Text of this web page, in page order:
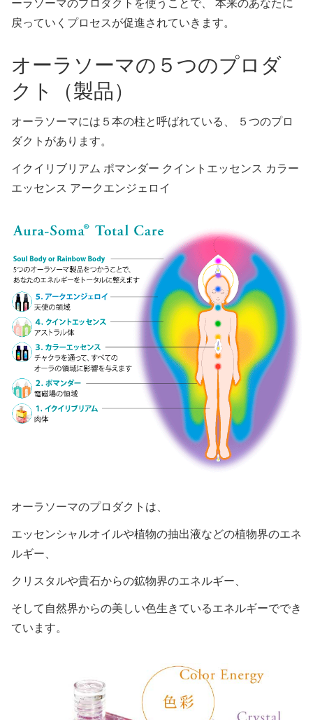
ーラソーマのプロダクトを使うことで、 本来のあなたに
戻っていくプロセスが促進されていきます。
オーラソーマの５つのプロダ
クト（製品）
オーラソーマには５本の柱と呼ばれている、 ５つのプロ
ダクトがあります。
イクイリブリアム ポマンダー クイントエッセンス カラー
エッセンス アークエンジェロイ
オーラソーマのプロダクトは、
エッセンシャルオイルや植物の抽出液などの植物界のエネ
ルギー、
クリスタルや貴石からの鉱物界のエネルギー、
そして自然界からの美しい色生きているエネルギーででき
ています。